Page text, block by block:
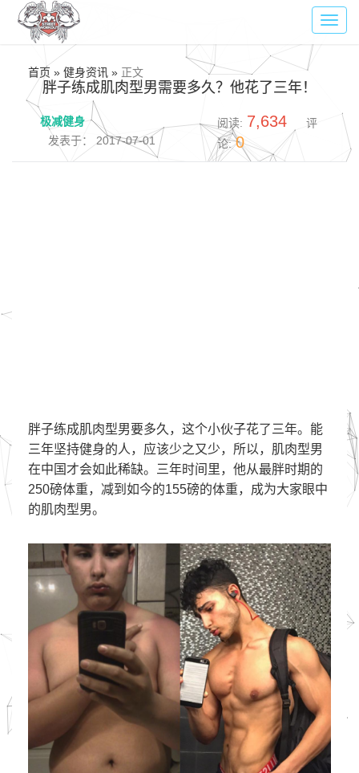
首页 » 健身资讯 » 正文
胖子练成肌肉型男需要多久？他花了三年！
极减健身
发表于： 2017-07-01
阅读: 7,634
评
论: 0
胖子练成肌肉型男要多久，这个小伙子花了三年。能
三年坚持健身的人，应该少之又少，所以，肌肉型男
在中国才会如此稀缺。三年时间里，他从最胖时期的
250磅体重，减到如今的155磅的体重，成为大家眼中
的肌肉型男。